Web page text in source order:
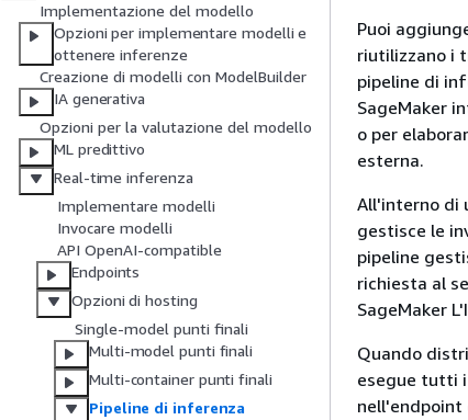
Implementazione del modello
Opzioni per implementare modelli e
ottenere inferenze
Creazione di modelli con ModelBuilder
IA generativa
Opzioni per la valutazione del modello
ML predittivo
Real-time inferenza
Implementare modelli
Invocare modelli
API OpenAI-compatible
Endpoints
Opzioni di hosting
Single-model punti finali
Multi-model punti finali
Multi-container punti finali
Pipeline di inferenza
Puoi
riutilizzano i
pipeline di
SageMaker
o per
esterna.
All'interno di
gestisce le
pipeline
richiesta al
SageMaker
Quando
esegue tutti i
nell'endpoint